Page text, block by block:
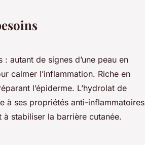
autant de signes d’une peau en
calmer l’inflammation. Riche en
l’épiderme. L’hydrolat de
à ses propriétés anti-inflammatoires
stabiliser la barrière cutanée.